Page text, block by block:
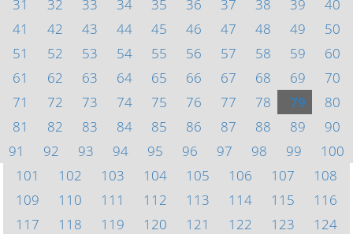
31 32 33 34 35 36 37 38 39
40
41
42 43 44 45 46 47 48 49
50
51
52 53 54 55 56 57 58 59
60
61
62 63 64 65 66 67 68 69
70
71
72 73 74 75 76 77 78 79
80
81
82 83 84 85 86 87 88 89
90
91
92 93 94 95 96 97 98 99
100
101
102 103 104 105 106 107
108
109
110 111 112 113 114 115
116
117
118 119 120 121 122 123
124